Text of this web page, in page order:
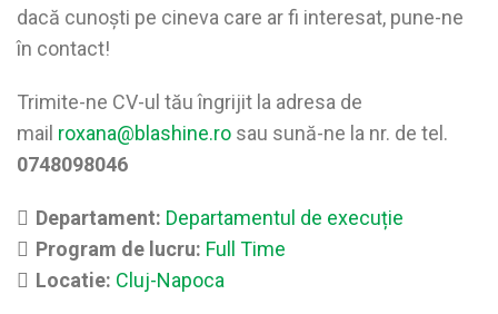
dacă cunoști pe cineva care ar fi interesat, pune-ne
în contact!
Trimite-ne CV-ul tău îngrijit la adresa de
mail roxana@blashine.ro sau sună-ne la nr. de tel.
0748098046
Departament: Departamentul de execuție
Program de lucru: Full Time
Locatie: Cluj-Napoca